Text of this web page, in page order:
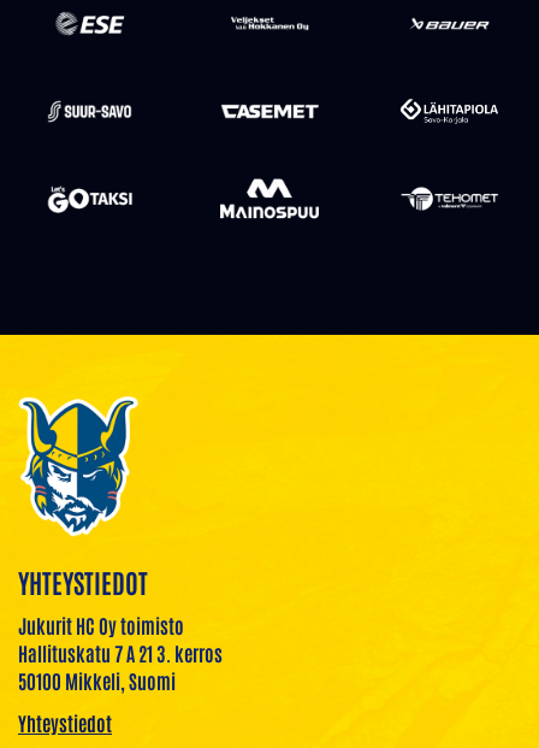
YHTEYSTIEDOT
Jukurit HC Oy toimisto
Hallituskatu 7 A 21 3. kerros
50100 Mikkeli, Suomi
Yhteystiedot